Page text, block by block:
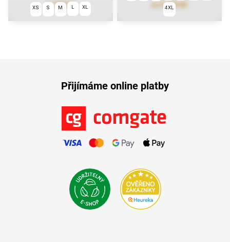
1 790 Kč
XS S M L XL 3 290 Kč
4XL
Přijímáme online platby